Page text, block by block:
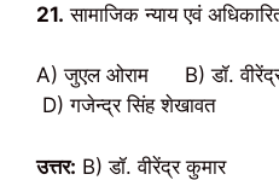
21. सामाजिक न्याय एवं
A) जुएल ओराम B) डॉ. वीरेंद्र
D) गजेन्द्र सिंह शेखावत
उत्तर: B) डॉ. वीरेंद्र कुमार